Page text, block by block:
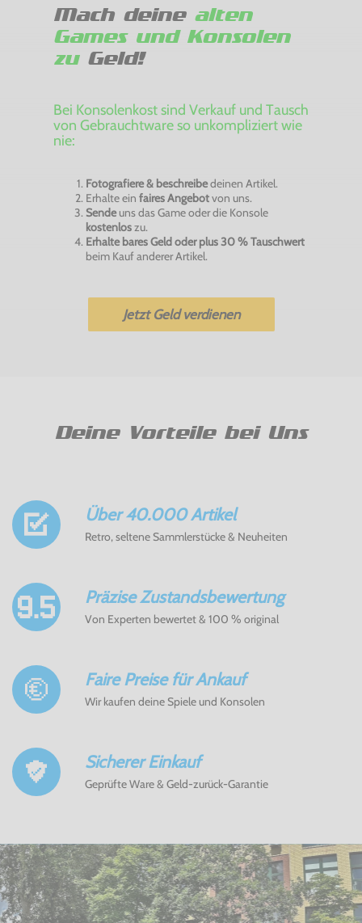
Mach deine alten
Games und Konsolen
zuGeld!
Bei Konsolenkost sind Verkauf und Tausch
von Gebrauchtware so unkompliziert wie
nie:
Fotografiere & beschreibedeinen Artikel.
Erhalte ein faires Angebotvon uns.
Sendeuns das Game oder die Konsole
kostenloszu.
Erhalte bares Geld oder plus 30 % Tauschwert
beim Kauf anderer Artikel.
Jetzt Geld verdienen
Deine Vorteile bei Uns
Über 40.000 Artikel
Retro, seltene Sammlerstücke & Neuheiten
Präzise Zustandsbewertung
Von Experten bewertet & 100 % original
Faire Preise für Ankauf
Wir kaufen deine Spiele und Konsolen
Sicherer Einkauf
Geprüfte Ware & Geld-zurück-Garantie